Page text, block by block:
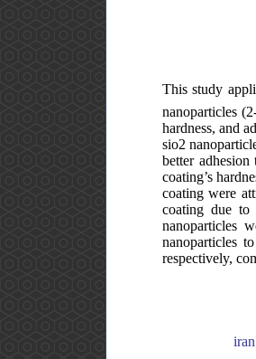
This study
nanoparticles
hardness, and
sio2
better
coating’s
coating were
coating due to
nanoparticles
nanoparticles
respectively,